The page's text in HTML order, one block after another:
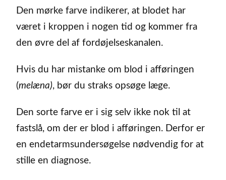
Den mørke farve indikerer, at blodet har
været i kroppen i nogen tid og kommer fra
den øvre del af fordøjelseskanalen.
Hvis du har mistanke om blod i afføringen
(melæna), bør du straks opsøge læge.
Den sorte farve er i sig selv ikke nok til at
fastslå, om der er blod i afføringen. Derfor er
en endetarmsundersøgelse nødvendig for at
stille en diagnose.